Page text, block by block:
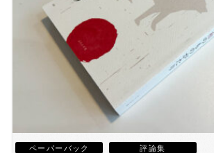
ペーパーバック 評論集